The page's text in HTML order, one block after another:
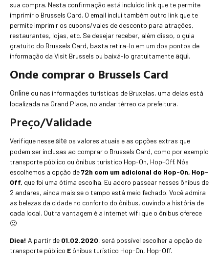
sua compra. Nesta confirmação está incluído link que te permite
imprimir o Brussels Card. O email inclui também outro link que te
permite imprimir os cupons/vales de desconto para atrações,
restaurantes, lojas, etc. Se desejar receber, além disso, o guia
gratuito do Brussels Card, basta retira-lo em um dos pontos de
informação da Visit Brussels ou baixá-lo gratuitamenteaqui.
Onde comprar o Brussels Card
Online ou nas informações turísticas de Bruxelas, uma delas está
localizada na Grand Place, no andar térreo da prefeitura.
Preço/Validade
Verifique nessesite os valores atuais e as opções extras que
podem ser inclusas ao comprar o Brussels Card, como por exemplo
transporte público ou ônibus turístico Hop-On, Hop-Off. Nós
escolhemos a opção de72h com um adicional do Hop-On, Hop-
Off, que foi uma ótima escolha. Eu adoro passear nesses ônibus de
2 andares, ainda mais se o tempo está meio fechado. Você admira
as belezas da cidade no conforto do ônibus, ouvindo a história de
cada local. Outra vantagem é a internet wifi que o ônibus oferece
🙂
Dica! A partir de 01.02.2020, será possível escolher a opção de
transporte público E ônibus turístico Hop-On, Hop-Off.